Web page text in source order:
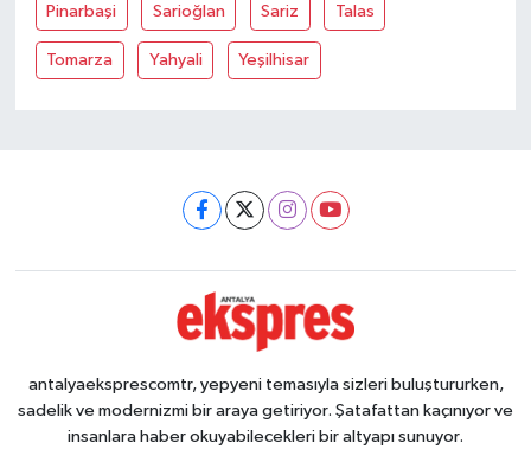
Pinarbaşi Sarioğlan Sariz Talas
Tomarza Yahyali Yeşilhisar
antalyaeksprescomtr, yepyeni temasıyla sizleri buluştururken,
sadelik ve modernizmi bir araya getiriyor. Şatafattan kaçınıyor ve
insanlara haber okuyabilecekleri bir altyapı sunuyor.